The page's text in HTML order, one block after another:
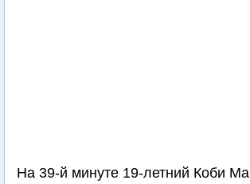
На 39-й минуте 19-летний Коби